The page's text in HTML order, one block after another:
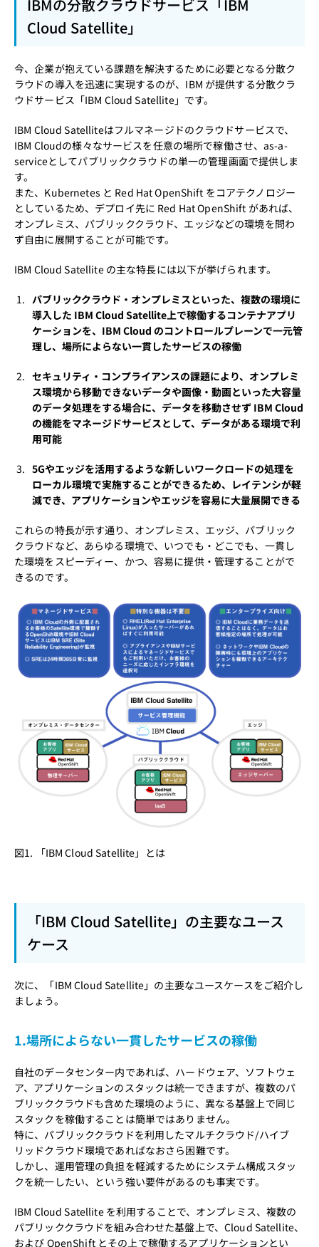
IBMの分散クラウドサービス「IBM
Cloud Satellite」
今、企業が抱えている課題を解決するために必要となる分散ク
ラウドの導入を迅速に実現するのが、IBM が提供する分散クラ
ウドサービス「IBM Cloud Satellite」です。
IBM Cloud Satelliteはフルマネージドのクラウドサービスで、
IBM Cloudの様々なサービスを任意の場所で稼働させ、as-a-
serviceとしてパブリッククラウドの単一の管理画面で提供しま
す。
また、Kubernetes と Red Hat OpenShift をコアテクノロジー
としているため、デプロイ先に Red Hat OpenShift があれば、
オンプレミス、パブリッククラウド、エッジなどの環境を問わ
ず自由に展開することが可能です。
IBM Cloud Satellite の主な特長には以下が挙げられます。
パブリッククラウド・オンプレミスといった、複数の環境に
導入した IBM Cloud Satellite上で稼働するコンテナアプリ
ケーションを、IBM Cloud のコントロールプレーンで一元管
理し、場所によらない一貫したサービスの稼働
セキュリティ・コンプライアンスの課題により、オンプレミ
ス環境から移動できないデータや画像・動画といった大容量
のデータ処理をする場合に、データを移動させず IBM Cloud
の機能をマネージドサービスとして、データがある環境で利
用可能
5Gやエッジを活用するような新しいワークロードの処理を
ローカル環境で実施することができるため、レイテンシが軽
減でき、アプリケーションやエッジを容易に大量展開できる
これらの特長が示す通り、オンプレミス、エッジ、パブリック
クラウドなど、あらゆる環境で、いつでも・どこでも、一貫し
た環境をスピーディー、かつ、容易に提供・管理することがで
きるのです。
図1. 「IBM Cloud Satellite」とは
「IBM Cloud Satellite」の主要なユース
ケース
次に、「IBM Cloud Satellite」の主要なユースケースをご紹介し
ましょう。
1.場所によらない一貫したサービスの稼働
自社のデータセンター内であれば、ハードウェア、ソフトウェ
ア、アプリケーションのスタックは統一できますが、複数のパ
ブリッククラウドも含めた環境のように、異なる基盤上で同じ
スタックを稼働することは簡単ではありません。
特に、パブリッククラウドを利用したマルチクラウド/ハイブ
リッドクラウド環境であればなおさら困難です。
しかし、運用管理の負担を軽減するためにシステム構成スタッ
クを統一したい、という強い要件があるのも事実です。
IBM Cloud Satellite を利用することで、オンプレミス、複数の
パブリッククラウドを組み合わせた基盤上で、Cloud Satellite、
および OpenShift とその上で稼働するアプリケーションとい